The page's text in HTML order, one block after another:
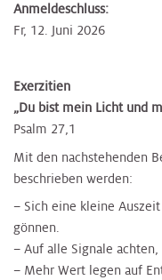
Anmeldeschluss:
Fr, 12. Juni 2026
​Exerzitien
„Du bist mein Licht und
Psalm 27,1
Mit den nachstehenden
beschrieben werden:
– Sich eine kleine
gönnen.
– Auf alle Signale
– Mehr Wert legen auf